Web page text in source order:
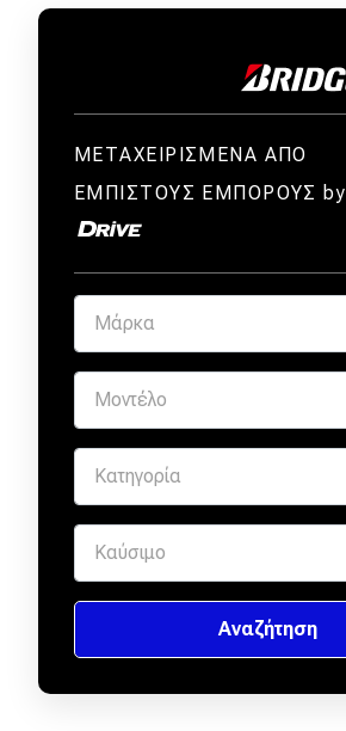
ΜΕΤΑΧΕΙΡΙΣΜΕΝΑ ΑΠΟ
ΕΜΠΙΣΤΟΥΣ ΕΜΠΟΡΟΥΣ by